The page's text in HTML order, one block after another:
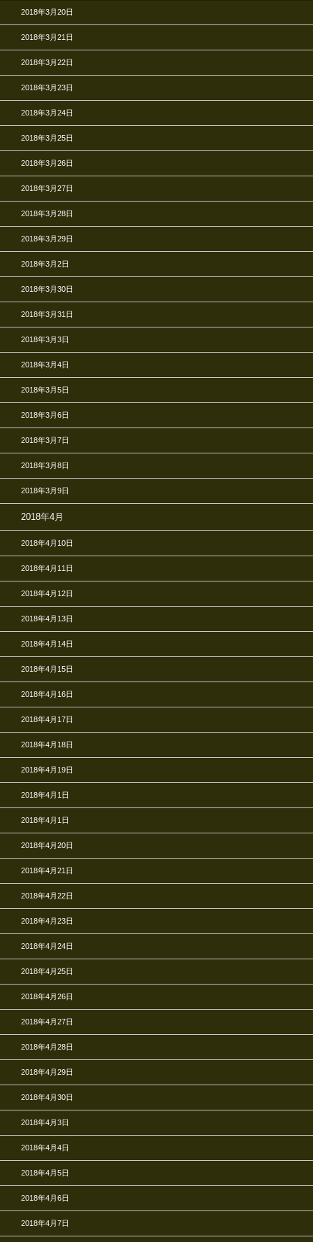
2018年3月20日
2018年3月21日
2018年3月22日
2018年3月23日
2018年3月24日
2018年3月25日
2018年3月26日
2018年3月27日
2018年3月28日
2018年3月29日
2018年3月2日
2018年3月30日
2018年3月31日
2018年3月3日
2018年3月4日
2018年3月5日
2018年3月6日
2018年3月7日
2018年3月8日
2018年3月9日
2018年4月
2018年4月10日
2018年4月11日
2018年4月12日
2018年4月13日
2018年4月14日
2018年4月15日
2018年4月16日
2018年4月17日
2018年4月18日
2018年4月19日
2018年4月1日
2018年4月1日
2018年4月20日
2018年4月21日
2018年4月22日
2018年4月23日
2018年4月24日
2018年4月25日
2018年4月26日
2018年4月27日
2018年4月28日
2018年4月29日
2018年4月30日
2018年4月3日
2018年4月4日
2018年4月5日
2018年4月6日
2018年4月7日